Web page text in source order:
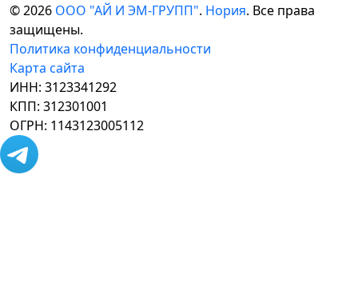
© 2026 ООО "АЙ И ЭМ-ГРУПП". Нория. Все права
защищены.
Политика конфиденциальности
Карта сайта
ИНН: 3123341292
КПП: 312301001
ОГРН: 1143123005112